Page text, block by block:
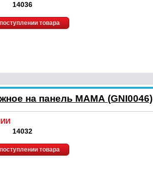
14036
товара
на панель МАМА (GNI0046)
14032
товара